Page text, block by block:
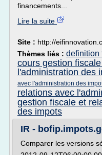
financements...
Lire la suite
Site : http://
Thèmes liés : definition
cours gestion
l'administration des
avec l'administration des
relations avec
gestion fiscale et
des impots
IR -
Comparer les versions